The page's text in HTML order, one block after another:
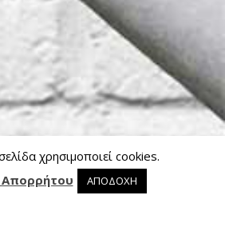
0 προϊόντα στο καλάθι
χρησιμοποιεί cookies.
Απορρήτου
ΑΠΟΔΟΧΗ